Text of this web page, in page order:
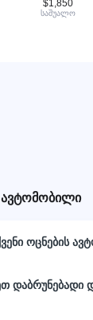
$1,850
საშუალო
ოცნების
დაბრუნებადი